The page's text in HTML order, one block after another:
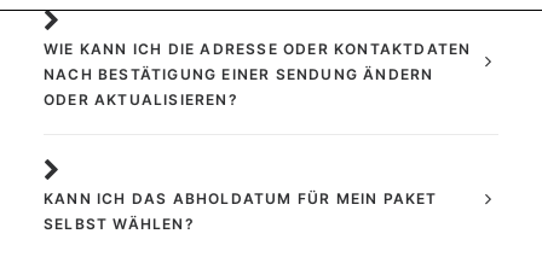
WIE KANN ICH DIE ADRESSE ODER KONTAKTDATEN
NACH BESTÄTIGUNG EINER SENDUNG ÄNDERN
ODER AKTUALISIEREN?
KANN ICH DAS ABHOLDATUM FÜR MEIN PAKET
SELBST WÄHLEN?